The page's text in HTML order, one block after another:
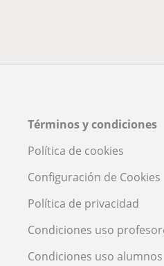
Términos y condiciones
Política de cookies
Configuración de Cookies
Política de privacidad
Condiciones uso
Condiciones uso alumnos